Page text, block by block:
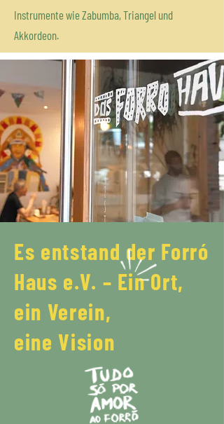
Instrumente wie Zabumba, Triangel und
Akkordeon.
Es entstand der Forró
Haus e.V. – Ein Ort,
ein Verein,
eine Vision